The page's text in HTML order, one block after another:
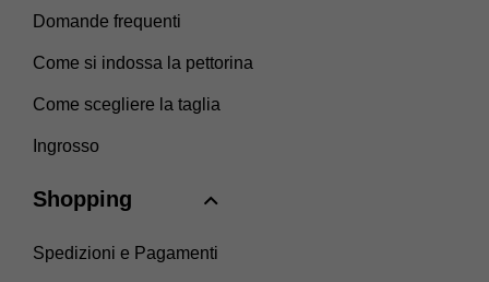
Domande frequenti
Come si indossa la pettorina
Come scegliere la taglia
Ingrosso
Shopping
Spedizioni e Pagamenti